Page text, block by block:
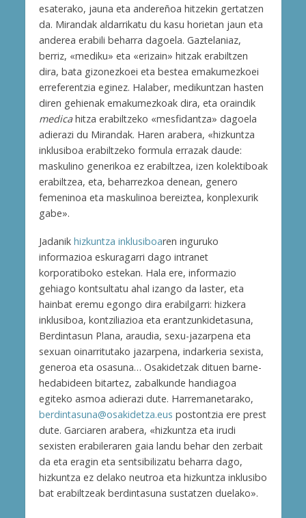
esaterako, jauna eta andereñoa hitzekin gertatzen
da. Mirandak aldarrikatu du kasu horietan jaun eta
anderea erabili beharra dagoela. Gaztelaniaz,
berriz, «mediku» eta «erizain» hitzak erabiltzen
dira, bata gizonezkoei eta bestea emakumezkoei
erreferentzia eginez. Halaber, medikuntzan hasten
diren gehienak emakumezkoak dira, eta oraindik
medicahitza erabiltzeko «mesfidantza» dagoela
adierazi du Mirandak. Haren arabera, «hizkuntza
inklusiboa erabiltzeko formula errazak daude:
maskulino generikoa ez erabiltzea, izen kolektiboak
erabiltzea, eta, beharrezkoa denean, genero
femeninoa eta maskulinoa bereiztea, konplexurik
gabe».
Jadanikhizkuntza inklusiboaren inguruko
informazioa eskuragarri dago intranet
korporatiboko estekan. Hala ere, informazio
gehiago kontsultatu ahal izango da laster, eta
hainbat eremu egongo dira erabilgarri: hizkera
inklusiboa, kontziliazioa eta erantzunkidetasuna,
Berdintasun Plana, araudia, sexu-jazarpena eta
sexuan oinarritutako jazarpena, indarkeria sexista,
generoa eta osasuna… Osakidetzak dituen barne-
hedabideen bitartez, zabalkunde handiagoa
egiteko asmoa adierazi dute. Harremanetarako,
berdintasuna@osakidetza.eus postontzia ere prest
dute. Garciaren arabera, «hizkuntza eta irudi
sexisten erabileraren gaia landu behar den zerbait
da eta eragin eta sentsibilizatu beharra dago,
hizkuntza ez delako neutroa eta hizkuntza inklusibo
bat erabiltzeak berdintasuna sustatzen duelako».